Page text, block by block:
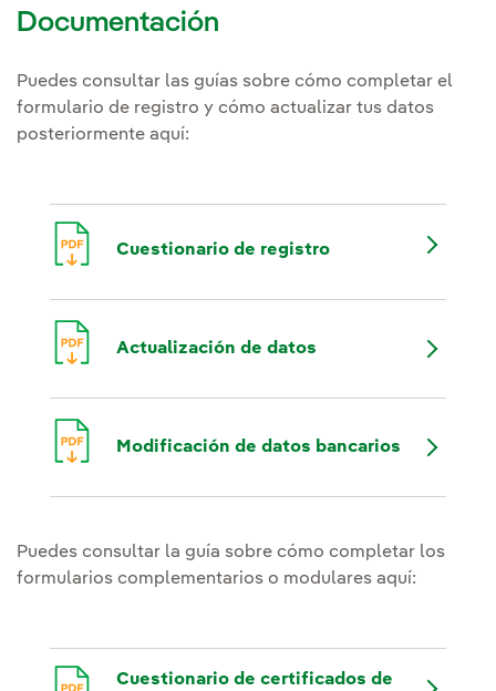
Documentación
Puedes consultar las guías sobre cómo completar el
formulario de registro y cómo actualizar tus datos
posteriormente aquí:
Cuestionario de registro
Actualización de datos
Modificación de datos bancarios
Puedes consultar la guía sobre cómo completar los
formularios complementarios o modulares aquí:
Cuestionario de certificados de